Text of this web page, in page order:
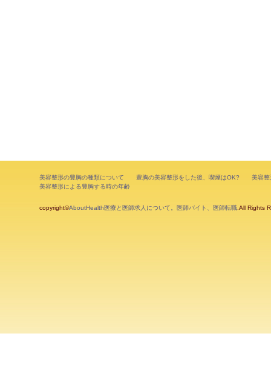
美容整形の豊胸の種類について 豊胸の美容整形をした後、喫煙はOK?
美容整
美容整形による豊胸する時の年齢
copyright©AboutHealth医療と医師求人について。医師バイト、医師転職 .All Rights